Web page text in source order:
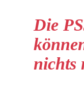
Die
nichts